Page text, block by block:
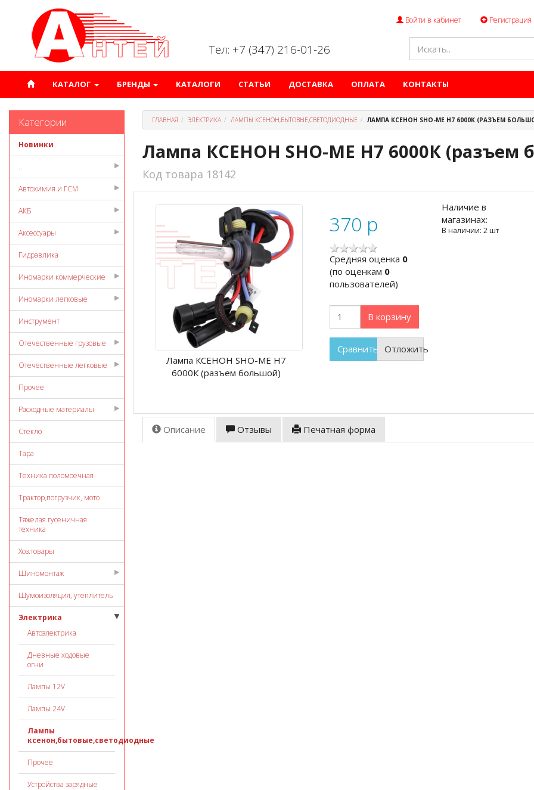
Войти в кабинет Регистрация
Тел: +7 (347) 216-01-26
КАТАЛОГ БРЕНДЫ КАТАЛОГИ СТАТЬИ ДОСТАВКА ОПЛАТА КОНТАКТЫ
Категории
Новинки
..
Автохимия и ГСМ
АКБ
Аксессуары
Гидравлика
Иномарки коммерческие
Иномарки легковые
Инструмент
Отечественные грузовые
Отечественные легковые
Прочее
Расходные материалы
Стекло
Тара
Техника поломоечная
Трактор,погрузчик, мото
Тяжелая гусеничная
техника
Хоз.товары
Шиномонтаж
Шумоизоляция, утеплитель
Электрика
Автоэлектрика
Дневные ходовые
огни
Лампы 12V
Лампы 24V
Лампы
ксенон,бытовые,светодиодные
Прочее
Устройства зарядные
ГЛАВНАЯ ЭЛЕКТРИКА ЛАМПЫ КСЕНОН,БЫТОВЫЕ,СВЕТОДИОДНЫЕ ЛАМПА КСЕНОН SHO-ME H7 6000К (РАЗЪЕМ
Лампа КСЕНОН SHO-ME H7 6000К (разъем
Код товара 18142
Лампа КСЕНОН SHO-ME H7
6000К (разъем большой)
370 p
Cредняя оценка 0
(по оценкам 0
пользователей)
В корзину
Сравнить Отложить
Наличие в
магазинах:
В наличии: 2 шт
Описание Отзывы Печатная форма